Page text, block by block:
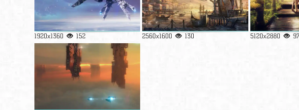
1920x1360 152 2560x1600 130 5120x2880 97